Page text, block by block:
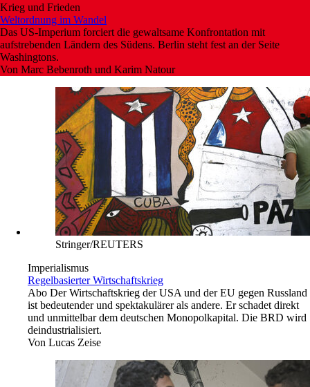
Krieg und Frieden
Weltordnung im Wandel
Das US-Imperium forciert die gewaltsame Konfrontation mit
aufstrebenden Ländern des Südens. Berlin steht fest an der Seite
Washingtons.
Von Marc Bebenroth und Karim Natour
Stringer/REUTERS
Imperialismus
Regelbasierter Wirtschaftskrieg
Abo Der Wirtschaftskrieg der USA und der EU gegen Russland
ist bedeutender und spektakulärer als andere. Er schadet direkt
und unmittelbar dem deutschen Monopolkapital. Die BRD wird
deindustrialisiert.
Von Lucas Zeise